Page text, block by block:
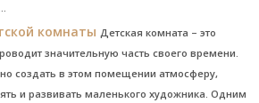
комнаты Детская комната – это
значительную часть своего времени.
создать в этом помещении атмосферу,
и развивать маленького художника. Одним